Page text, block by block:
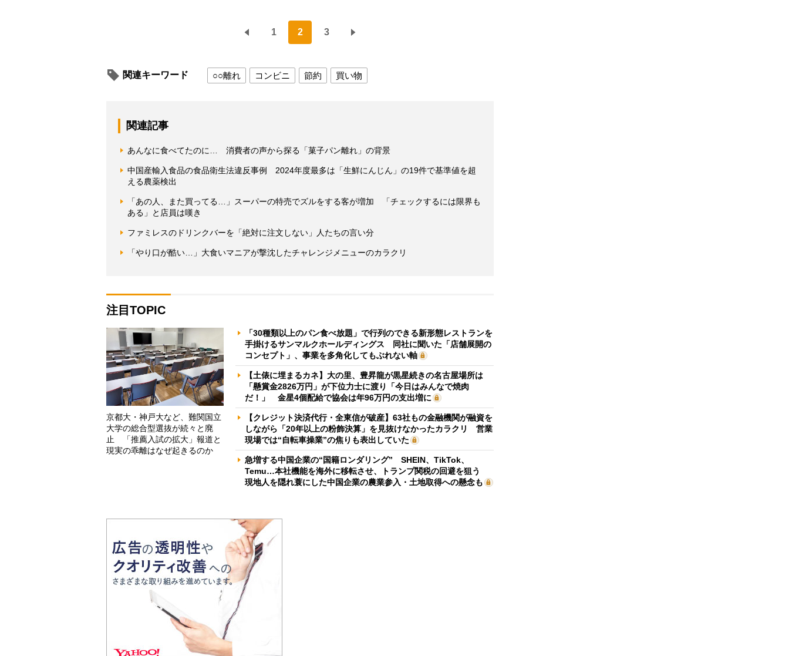
1 2 3
関連キーワード ○○離れ コンビニ 節約 買い物
関連記事
あんなに食べてたのに… 消費者の声から探る「菓子パン離れ」の背景
中国産輸入食品の食品衛生法違反事例 2024年度最多は「生鮮にんじん」の19件で基準値を超
える農薬検出
「あの人、また買ってる…」スーパーの特売でズルをする客が増加 「チェックするには限界も
ある」と店員は嘆き
ファミレスのドリンクバーを「絶対に注文しない」人たちの言い分
「やり口が酷い…」大食いマニアが撃沈したチャレンジメニューのカラクリ
注目TOPIC
京都大・神戸大など、難関国立
大学の総合型選抜が続々と廃
止 「推薦入試の拡大」報道と
現実の乖離はなぜ起きるのか
「30種類以上のパン食べ放題」で行列のできる新形態レストランを
手掛けるサンマルクホールディングス 同社に聞いた「店舗展開の
コンセプト」、事業を多角化してもぶれない軸
【土俵に埋まるカネ】大の里、豊昇龍が黒星続きの名古屋場所は
「懸賞金2826万円」が下位力士に渡り「今日はみんなで焼肉
だ！」 金星4個配給で協会は年96万円の支出増に
【クレジット決済代行・全東信が破産】63社もの金融機関が融資を
しながら「20年以上の粉飾決算」を見抜けなかったカラクリ 営業
現場では“自転車操業”の焦りも表出していた
急増する中国企業の“国籍ロンダリング” SHEIN、TikTok、
Temu…本社機能を海外に移転させ、トランプ関税の回避を狙う
現地人を隠れ蓑にした中国企業の農業参入・土地取得への懸念も